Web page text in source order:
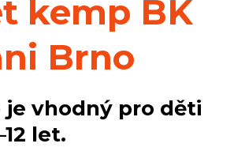
kemp BK
Brno
je vhodný pro děti
let.